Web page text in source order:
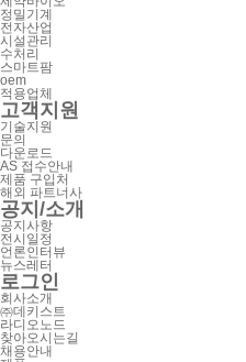
정밀기계
전자산업
시설관리
수처리
스마트팜
oem
적용업체
고객지원
기술지원
문의
다운로드
AS 접수안내
제품 구입처
해외 파트너사
공지/소개
공지사항
전시일정
언론인터뷰
뉴스레터
로그인
회사소개
㈜데키스트
라디오노드
찾아오시는길
채용안내